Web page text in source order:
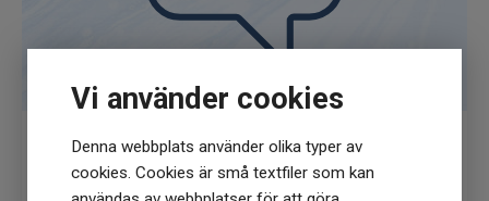
Vi använder cookies
Denna webbplats använder olika typer av
cookies. Cookies är små textfiler som kan
Få10% rabattnär du anmäler dig för vårt